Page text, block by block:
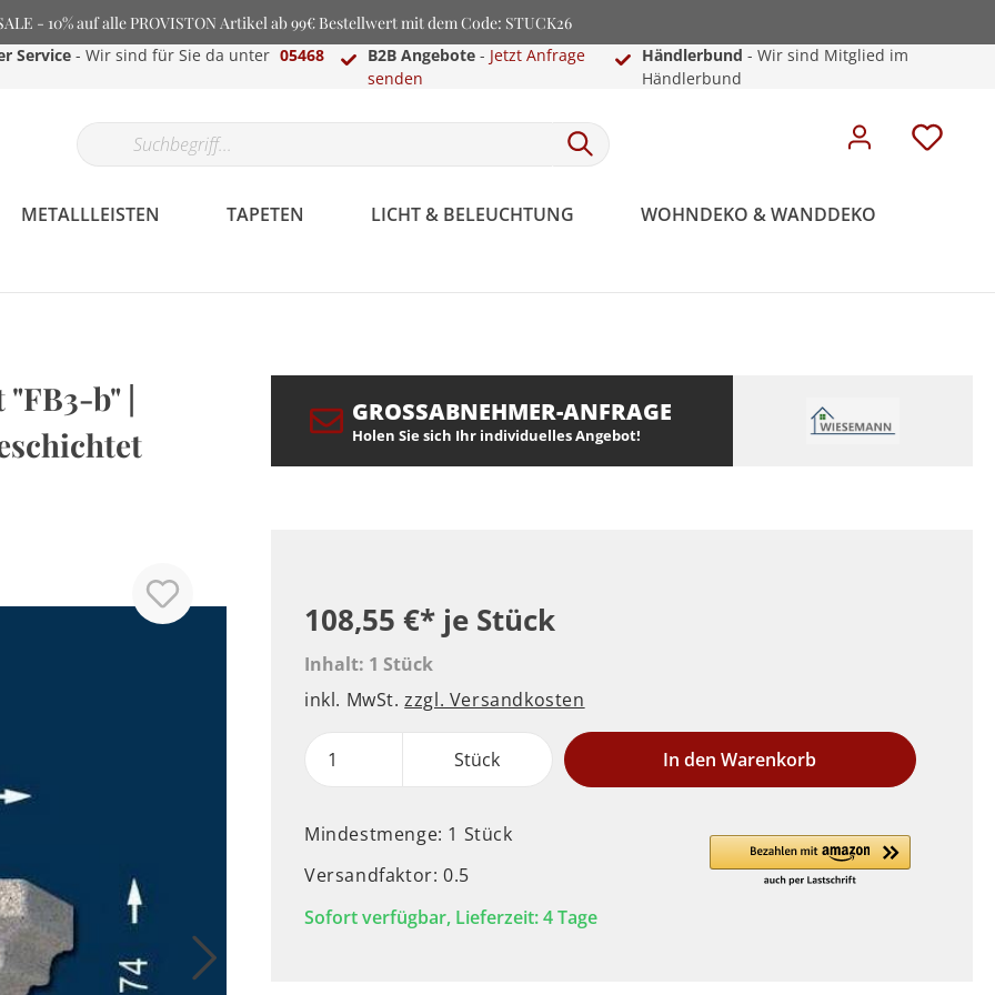
- 10% auf alle PROVISTON Artikel ab 99€ Bestellwert mit dem Code: STUCK26
Service - Wir sind für Sie da unter 05468
B2B Angebote- Jetzt Anfrage
senden
Händlerbund - Wir sind Mitglied im
Händlerbund
METALLLEISTEN TAPETEN LICHT & BELEUCHTUNG WOHNDEKO & WANDDEKO
b" |
GROSSABNEHMER-ANFRAGE
Holen Sie sich Ihr individuelles Angebot!
108,55 €* je Stück
Inhalt: 1 Stück
inkl. MwSt.zzgl. Versandkosten
Stück In den Warenkorb
Mindestmenge: 1 Stück
Versandfaktor: 0.5
Sofort verfügbar, Lieferzeit: 4 Tage